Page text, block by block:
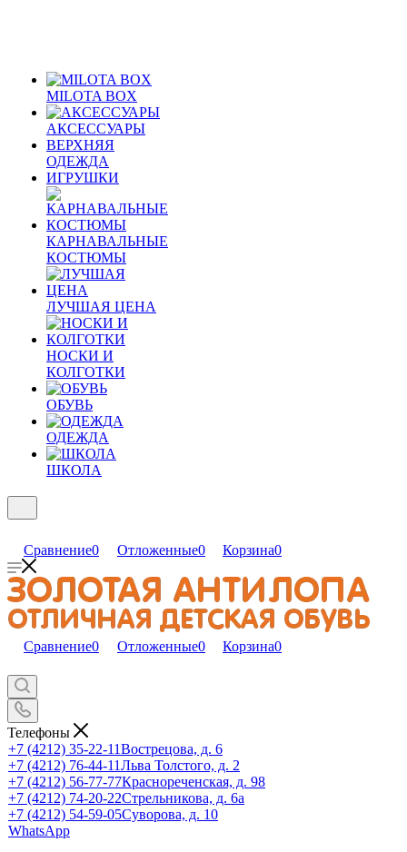
MILOTA BOX
АКСЕССУАРЫ
ВЕРХНЯЯ
ОДЕЖДА
ИГРУШКИ
КАРНАВАЛЬНЫЕ
КОСТЮМЫ
ЛУЧШАЯ ЦЕНА
НОСКИ И
КОЛГОТКИ
ОБУВЬ
ОДЕЖДА
ШКОЛА
Сравнение0 Отложенные0 Корзина0
Сравнение0 Отложенные0 Корзина0
Телефоны
+7 (4212) 35-22-11Вострецова, д. 6
+7 (4212) 76-44-11Льва Толстого, д. 2
+7 (4212) 56-77-77Краснореченская, д. 98
+7 (4212) 74-20-22Стрельникова, д. 6а
+7 (4212) 54-59-05Суворова, д. 10
WhatsApp